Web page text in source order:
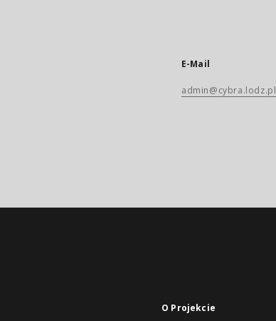
E-Mail
admin@cybra.lodz.pl
O Projekcie